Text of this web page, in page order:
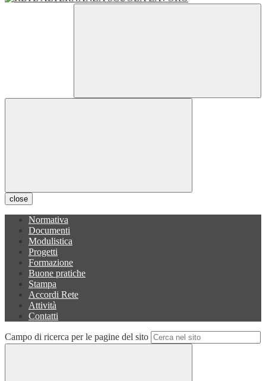
close
Normativa
Documenti
Modulistica
Progetti
Formazione
Buone pratiche
Stampa
Accordi Rete
Attività
Contatti
Campo di ricerca per le pagine del sito